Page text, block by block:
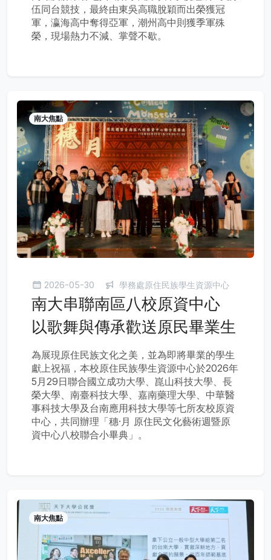
伍同台競技，最終由東吳高職脫穎而出榮獲冠
軍，瀛海高中奪得亞軍，潮州高中則獲季軍殊
榮，現場熱力不減、掌聲不歇。
南大焦點
2026-05-30 學務處原住民族學生資源中心
南大串聯南區八校原資中心
以歌舞與傳承歡送原民畢業生
為展現原住民族文化之美，並為即將畢業的學生
獻上祝福，本校原住民族學生資源中心於2026年
5月29日聯合國立成功大學、崑山科技大學、長
榮大學、南臺科技大學、嘉南藥理大學、中華醫
事科技大學及台南應用科技大學等七所友校原資
中心，共同辦理「穗·月 原住民文化藝術週暨原
資中心八校聯合小畢典」。
南大焦點